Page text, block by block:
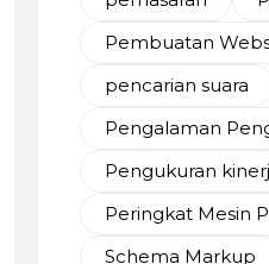
Pembuatan
pencarian suara
Pengalaman
Pengukuran
Peringkat Mesin
Schema Markup